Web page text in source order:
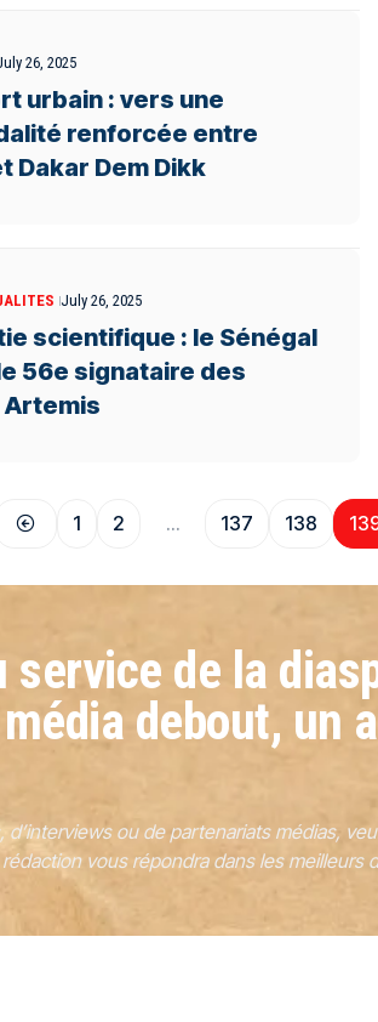
26, 2025
urbain : vers une
renforcée entre
Dakar Dem Dikk
July 26, 2025
scientifique : le Sénégal
56e signataire des
1 2 … 137 138
service de la
debout, un
ou de partenariats médias,
vous répondra dans les meilleurs